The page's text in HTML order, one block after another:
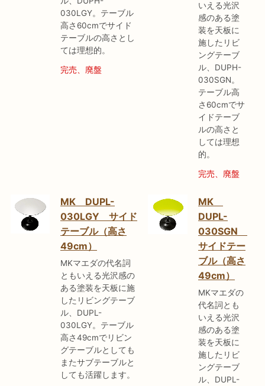
030LGY。テーブル
高さ60cmでサイド
テーブルの高さとし
ては理想的。
完売、廃盤
いえる光沢
感のある塗
装を天板に
施したリビ
ングテーブ
ル、DUPH-
030SGN。
テーブル高
さ60cmでサ
イドテーブ
ルの高さと
しては理想
的。
完売、廃盤
MK DUPL-
030LGY サイド
テーブル（高さ
49cm）
MKマエダの代名詞
ともいえる光沢感の
ある塗装を天板に施
したリビングテーブ
ル、DUPL-
030LGY。テーブル
高さ49cmでリビン
グテーブルとしても
またサブテーブルと
しても活躍します。
MK
DUPL-
030SGN
サイドテー
ブル（高さ
49cm）
MKマエダの
代名詞とも
いえる光沢
感のある塗
装を天板に
施したリビ
ングテーブ
ル、DUPL-